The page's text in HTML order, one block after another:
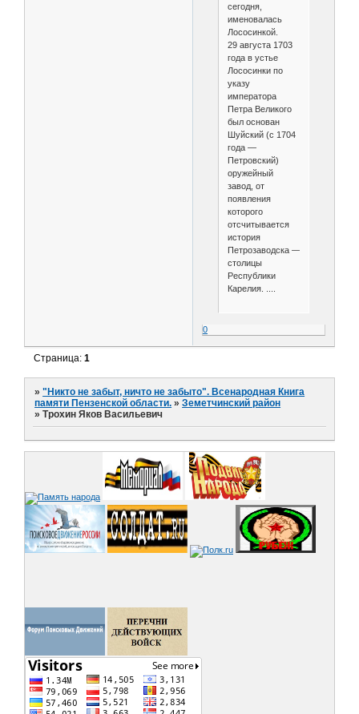
сегодня,
именовалась
Лососинкой.
29 августа 1703
года в устье
Лососинки по
указу
императора
Петра Великого
был основан
Шуйский (с 1704
года —
Петровский)
оружейный
завод, от
появления
которого
отсчитывается
история
Петрозаводска —
столицы
Республики
Карелия. ....
0
Страница:1
»"Никто не забыт, ничто не забыто". Всенародная Книга
памяти Пензенской области. »Земетчинский район
»Трохин Яков Васильевич